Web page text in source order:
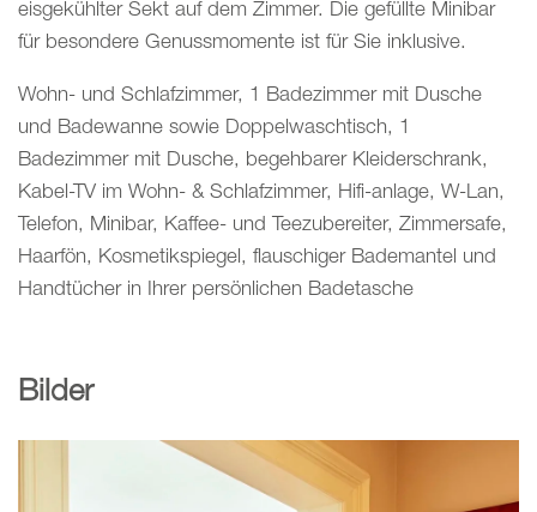
eisgekühlter Sekt auf dem Zimmer. Die gefüllte Minibar
für besondere Genussmomente ist für Sie inklusive.
Wohn- und Schlafzimmer, 1 Badezimmer mit Dusche
und Badewanne sowie Doppelwaschtisch, 1
Badezimmer mit Dusche, begehbarer Kleiderschrank,
Kabel-TV im Wohn- & Schlafzimmer, Hifi-anlage, W-Lan,
Telefon, Minibar, Kaffee- und Teezubereiter, Zimmersafe,
Haarfön, Kosmetikspiegel, flauschiger Bademantel und
Handtücher in Ihrer persönlichen Badetasche
Bilder